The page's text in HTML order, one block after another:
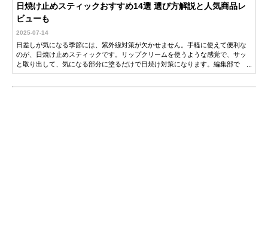
日焼け止めスティックおすすめ14選 選び方解説と人気商品レ
ビューも
2025-07-14
日差しが気になる季節には、紫外線対策が欠かせません。手軽に使えて便利な
のが、日焼け止めスティックです。リップクリームを使うような感覚で、サッ
と取り出して、気になる部分に塗るだけで日焼け対策になります。編集部で